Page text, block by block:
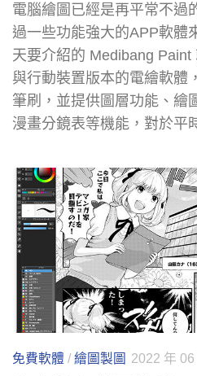
電腦繪圖已經是再平常不過
過一些功能強大的APP軟體
天要介紹的 Medibang
與行動裝置版本的電繪軟體
筆刷，並提供圖層功能、繪
漫畫分鏡表等機能，對於平
免費軟體 / 繪圖製圖 2022 年 06